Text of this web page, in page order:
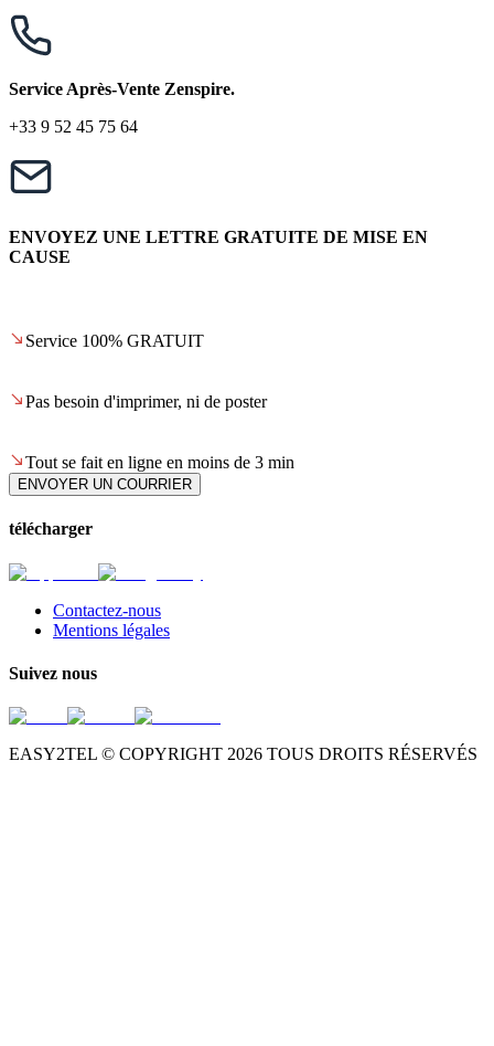
Service Après-Vente Zenspire.
+33 9 52 45 75 64
ENVOYEZ UNE LETTRE GRATUITE DE MISE EN
CAUSE
Service 100% GRATUIT
Pas besoin d'imprimer, ni de poster
Tout se fait en ligne en moins de 3 min
ENVOYER UN COURRIER
télécharger
Contactez-nous
Mentions légales
Suivez nous
EASY2TEL © COPYRIGHT 2026 TOUS DROITS RÉSERVÉS